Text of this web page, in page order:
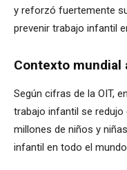
y reforzó fuertemente
prevenir trabajo infantil
Contexto mundial
Según cifras de la OIT,
trabajo infantil se redujo
millones de niños y
infantil en todo el